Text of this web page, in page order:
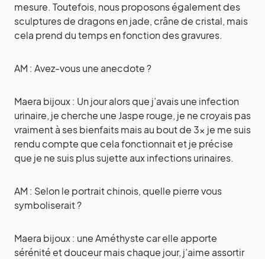
mesure. Toutefois, nous proposons également des
sculptures de dragons en jade, crâne de cristal, mais
cela prend du temps en fonction des gravures.
AM : Avez-vous une anecdote ?
Maera bijoux : Un jour alors que j’avais une infection
urinaire, je cherche une Jaspe rouge, je ne croyais pas
vraiment à ses bienfaits mais au bout de 3x je me suis
rendu compte que cela fonctionnait et je précise
que je ne suis plus sujette aux infections urinaires.
AM : Selon le portrait chinois, quelle pierre vous
symboliserait ?
Maera bijoux : une Améthyste car elle apporte
sérénité et douceur mais chaque jour, j’aime assortir